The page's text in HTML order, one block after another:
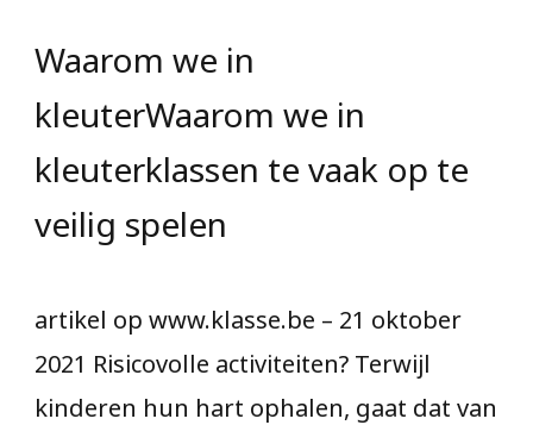
Waarom we in
kleuterWaarom we in
kleuterklassen te vaak op te
veilig spelen
artikel op www.klasse.be – 21 oktober
2021 Risicovolle activiteiten? Terwijl
kinderen hun hart ophalen, gaat dat van